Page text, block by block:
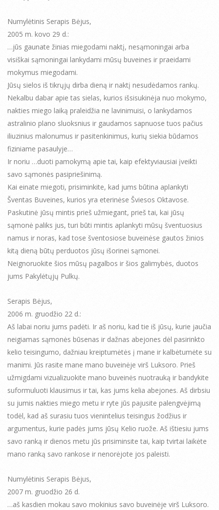
Numylėtinis Serapis Bėjus,
2005 m. kovo 29 d.:
…jūs gaunate žinias miegodami naktį, nesąmoningai arba
visiškai sąmoningai lankydami mūsų buveines ir praeidami
mokymus miegodami.
Jūsų sielos iš tikrųjų dirba dieną ir naktį nesudėdamos rankų.
Nekalbu dabar apie tas sielas, kurios išsisukinėja nuo mokymo,
nakties miego laiką praleidžia ne lavinimuisi, o lankydamos
astralinio plano sluoksnius ir gaudamos sapnuose tuos pačius
iliuzinius malonumus ir pasitenkinimus, kurių siekia būdamos
fiziniame pasaulyje…
Ir noriu …duoti pamokymą apie tai, kaip efektyviausiai įveikti
savo sąmonės pasipriešinimą.
Kai einate miegoti, prisiminkite, kad jums būtina aplankyti
Šventas Buveines, kurios yra eterinėse Šviesos Oktavose.
Paskutinė jūsų mintis prieš užmiegant, prieš tai, kai jūsų
sąmonė paliks jus, turi būti mintis aplankyti mūsų šventuosius
namus ir noras, kad tose šventosiose buveinėse gautos žinios
kitą dieną būtų perduotos jūsų išorinei sąmonei.
Neignoruokite šios mūsų pagalbos ir šios galimybės, duotos
jums Pakylėtųjų Pulkų.
Serapis Bėjus,
2006 m. gruodžio 22 d.:
Aš labai noriu jums padėti. Ir aš noriu, kad tie iš jūsų, kurie jaučia
neigiamas sąmonės būsenas ir dažnas abejones dėl pasirinkto
kelio teisingumo, dažniau kreiptumėtės į mane ir kalbėtumėte su
manimi. Jūs rasite mane mano buveinėje virš Luksoro. Prieš
užmigdami vizualizuokite mano buveinės nuotrauką ir bandykite
suformuluoti klausimus ir tai, kas jums kelia abejones. Aš dirbsiu
su jumis nakties miego metu ir ryte jūs pajusite palengvėjimą
todėl, kad aš surasiu tuos vienintelius teisingus žodžius ir
argumentus, kurie padės jums jūsų Kelio ruože. Aš ištiesiu jums
savo ranką ir dienos metu jūs prisiminsite tai, kaip tvirtai laikėte
mano ranką savo rankose ir nenorėjote jos paleisti.
Numylėtinis Serapis Bėjus,
2007 m. gruodžio 26 d.
…aš kasdien mokau savo mokinius savo buveinėje virš Luksoro.